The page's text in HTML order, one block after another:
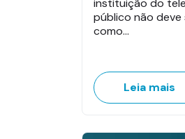
instituição do
público não
como…
Leia mais